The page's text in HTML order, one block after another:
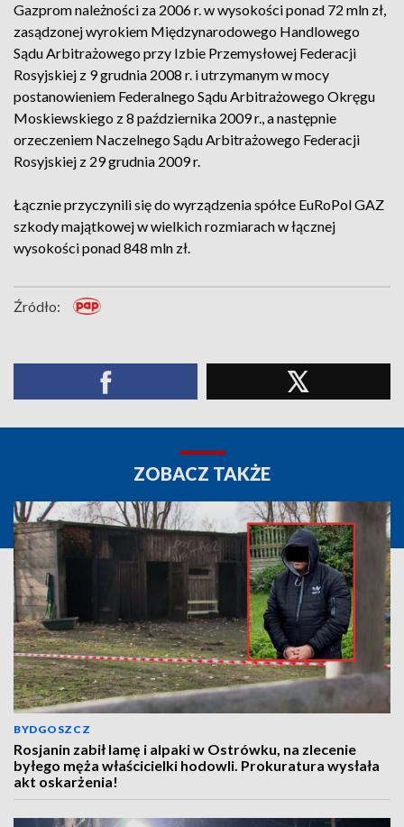
Gazprom należności za 2006 r. w wysokości ponad 72 mln zł,
zasądzonej wyrokiem Międzynarodowego Handlowego
Sądu Arbitrażowego przy Izbie Przemysłowej Federacji
Rosyjskiej z 9 grudnia 2008 r. i utrzymanym w mocy
postanowieniem Federalnego Sądu Arbitrażowego Okręgu
Moskiewskiego z 8 października 2009 r., a następnie
orzeczeniem Naczelnego Sądu Arbitrażowego Federacji
Rosyjskiej z 29 grudnia 2009 r.
Łącznie przyczynili się do wyrządzenia spółce EuRoPol GAZ
szkody majątkowej w wielkich rozmiarach w łącznej
wysokości ponad 848 mln zł.
Źródło:
ZOBACZ TAKŻE
BYDGOSZCZ
Rosjanin zabił lamę i alpaki w Ostrówku, na zlecenie
byłego męża właścicielki hodowli. Prokuratura wysłała
akt oskarżenia!